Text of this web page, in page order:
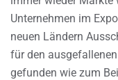
Unternehmen im
neuen Ländern
für den
gefunden wie zum